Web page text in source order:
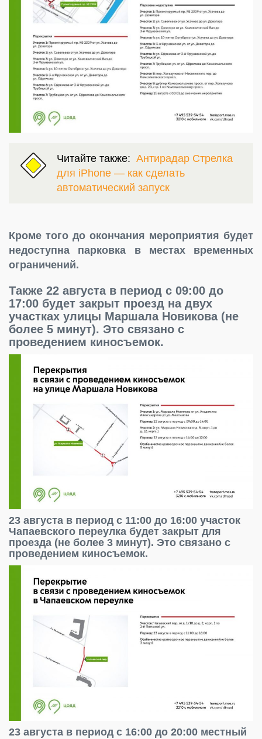
Читайте также: Антирадар Стрелка
для iPhone — как сделать
автоматический запуск
Кроме того до окончания мероприятия будет
недоступна парковка в местах временных
ограничений.
Также 22 августа в период с 09:00 до
17:00 будет закрыт проезд на двух
участках улицы Маршала Новикова (не
более 5 минут). Это связано с
проведением киносъемок.
23 августа в период с 11:00 до 16:00 участок
Чапаевского переулка будет закрыт для
проезда (не более 3 минут). Это связано с
проведением киносъемок.
23 августа в период с 16:00 до 20:00 местный